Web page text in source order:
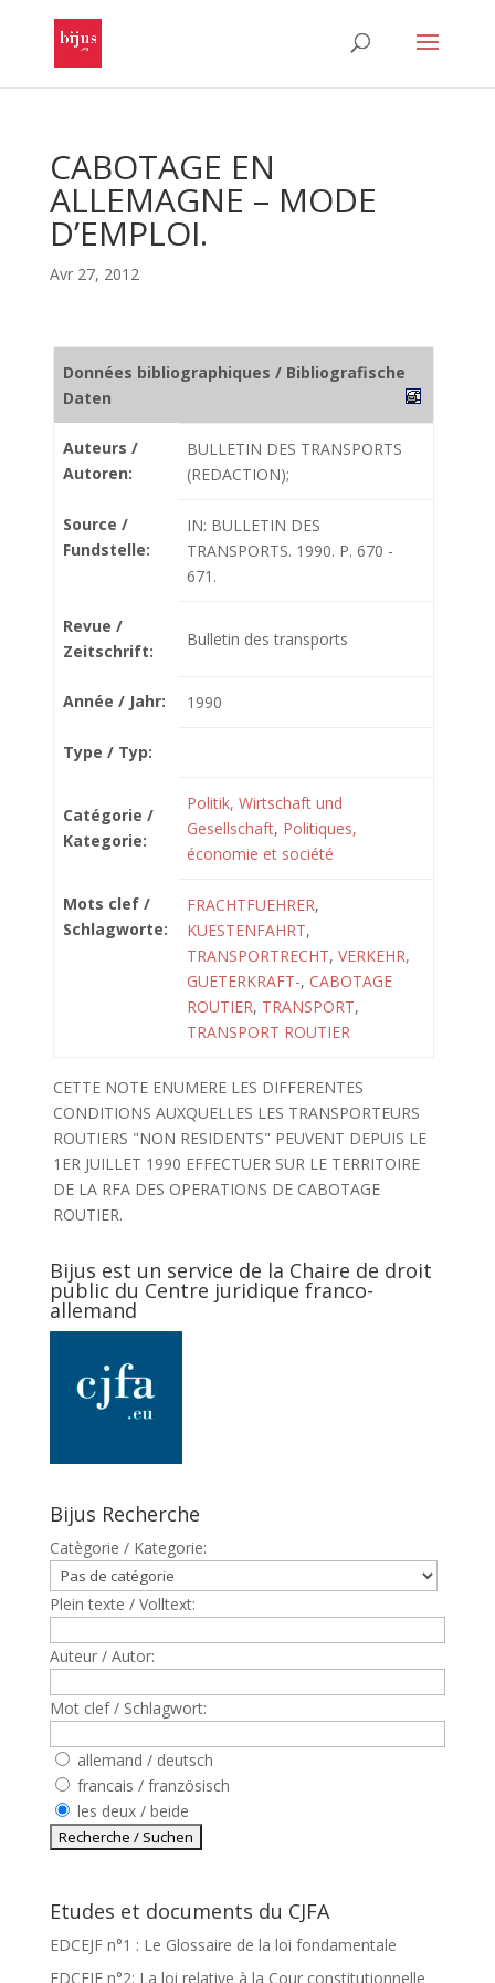
CABOTAGE EN
ALLEMAGNE – MODE
D’EMPLOI.
Avr 27, 2012
Données bibliographiques / Bibliografische
Daten
Auteurs /
Autoren:
BULLETIN DES TRANSPORTS
(REDACTION);
Source /
Fundstelle:
IN: BULLETIN DES
TRANSPORTS. 1990. P. 670 -
671.
Revue /
Zeitschrift:
Bulletin des transports
Année / Jahr: 1990
Type / Typ:
Catégorie /
Kategorie:
Politik, Wirtschaft und
Gesellschaft, Politiques,
économie et société
Mots clef /
Schlagworte:
FRACHTFUEHRER,
KUESTENFAHRT,
TRANSPORTRECHT, VERKEHR,
GUETERKRAFT-, CABOTAGE
ROUTIER, TRANSPORT,
TRANSPORT ROUTIER
CETTE NOTE ENUMERE LES DIFFERENTES
CONDITIONS AUXQUELLES LES TRANSPORTEURS
ROUTIERS "NON RESIDENTS" PEUVENT DEPUIS LE
1ER JUILLET 1990 EFFECTUER SUR LE TERRITOIRE
DE LA RFA DES OPERATIONS DE CABOTAGE
ROUTIER.
Bijus est un service de la Chaire de droit
public du Centre juridique franco-
allemand
Bijus Recherche
Catègorie / Kategorie:
Plein texte / Volltext:
Auteur / Autor:
Mot clef / Schlagwort:
allemand / deutsch
francais / französisch
les deux / beide
Etudes et documents du CJFA
EDCEJF n°1 : Le Glossaire de la loi fondamentale
EDCEJF n°2: La loi relative à la Cour constitutionnelle